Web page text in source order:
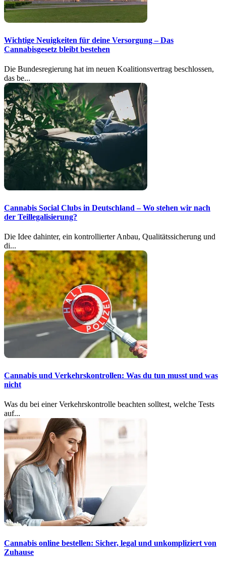
Wichtige Neuigkeiten für deine Versorgung – Das
Cannabisgesetz bleibt bestehen
Die Bundesregierung hat im neuen Koalitionsvertrag beschlossen,
das be...
Cannabis Social Clubs in Deutschland – Wo stehen wir nach
der Teillegalisierung?
Die Idee dahinter, ein kontrollierter Anbau, Qualitätssicherung und
di...
Cannabis und Verkehrskontrollen: Was du tun musst und was
nicht
Was du bei einer Verkehrskontrolle beachten solltest, welche Tests
auf...
Cannabis online bestellen: Sicher, legal und unkompliziert von
Zuhause